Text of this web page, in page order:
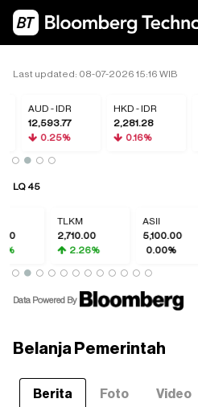
Last updated: 08-07-2026 15:16 WIB
AUD - IDR
12,593.77
0.25%
HKD - IDR
2,281.28
0.16%
LQ 45
TLKM
2,710.00
2.26%
5,100.00
0.00%
Data Powered By
Belanja Pemerintah
Berita Foto Video